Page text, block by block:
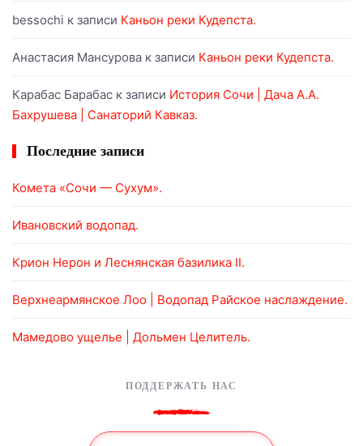
bessochi к записи Каньон реки Кудепста.
Анастасия Мансурова к записи Каньон реки Кудепста.
Карабас Барабас к записи История Сочи | Дача А.А.
Бахрушева | Санаторий Кавказ.
Последние записи
Комета «Сочи — Сухум».
Ивановский водопад.
Крион Нерон и Леснянская базилика II.
Верхнеармянское Лоо | Водопад Райское наслаждение.
Мамедово ущелье | Дольмен Целитель.
ПОДДЕРЖАТЬ НАС